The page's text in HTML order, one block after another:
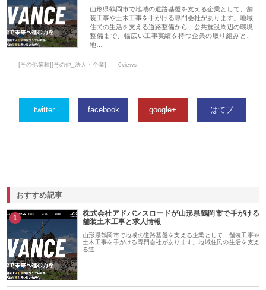
山形県鶴岡市で地域の道路基盤を支える企業として、舗
装工事や土木工事を手がける専門会社があります。地域
住民の生活を支える道路整備から、公共施設周辺の環境
整備まで、幅広い工事実績を持つ企業の取り組みと、
地…
[その他業種][その他_法人・企業] 0views
twitter facebook google+ はてブ
おすすめ記事
1
株式会社アドバンスロードが山形県鶴岡市で手がける
舗装土木工事と求人情報
山形県鶴岡市で地域の道路基盤を支える企業として、舗装工事や
土木工事を手がける専門会社があります。地域住民の生活を支え
る道…